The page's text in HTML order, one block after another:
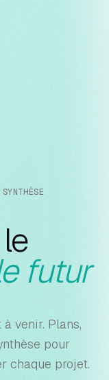
futur
venir. Plans,
pour
chaque projet.